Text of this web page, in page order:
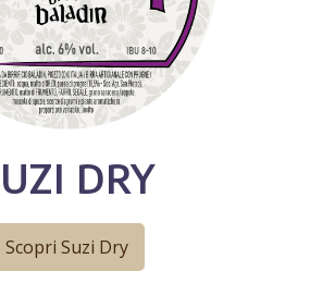
DRY
Scopri Suzi Dry